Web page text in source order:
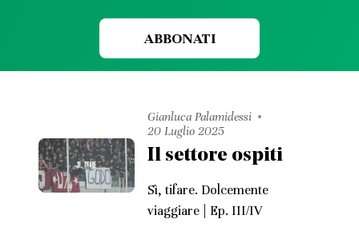
ABBONATI
Gianluca Palamidessi
20 Luglio 2025
Il settore ospiti
Sì, tifare. Dolcemente
viaggiare | Ep. III/IV